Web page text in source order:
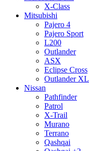
X-Class
Mitsubishi
Pajero 4
Pajero Sport
L200
Outlander
ASX
Eclipse Cross
Outlander XL
Nissan
Pathfinder
Patrol
X-Trail
Murano
Terrano
Qashqai